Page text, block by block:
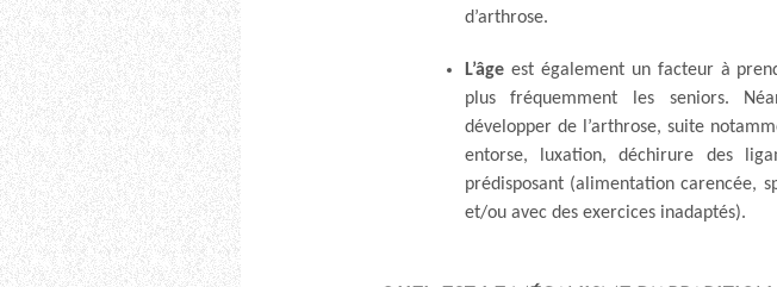
d’arthrose.
L’âgeest également un facteur à
plus fréquemment les seniors.
développer de l’arthrose, suite
entorse, luxation, déchirure des
prédisposant (alimentation carencée,
et/ou avec des exercices inadaptés).